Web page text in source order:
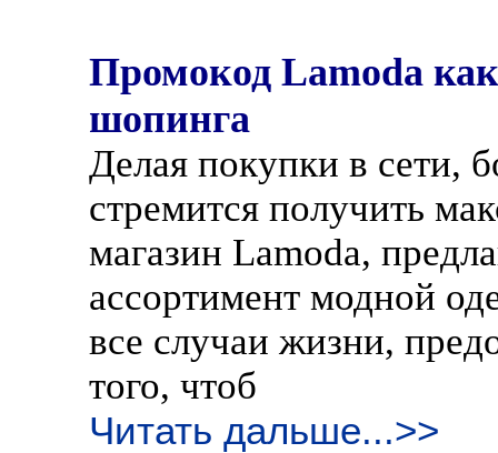
Промокод Lamoda
шопинга
Делая покупки в сети,
стремится получить
магазин Lamoda,
ассортимент модной
все случаи жизни,
того, чтоб
Читать дальше...>>